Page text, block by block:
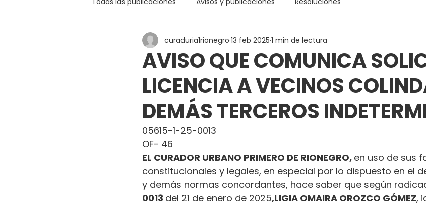
AVISO QUE COMUNICA
LICENCIA A VECINOS
DEMÁS TERCEROS
curaduria1rionegro 13 feb 2025 1 min de lectura
05615-1-25-0013
OF- 46
EL CURADOR URBANO PRIMERO DE RIONEGRO, en uso de sus
constitucionales y legales, en especial por lo dispuesto en el
y demás normas concordantes, hace saber que según
0013 del 21 de enero de 2025,LIGIA OMAIRA OROZCO GÓMEZ,